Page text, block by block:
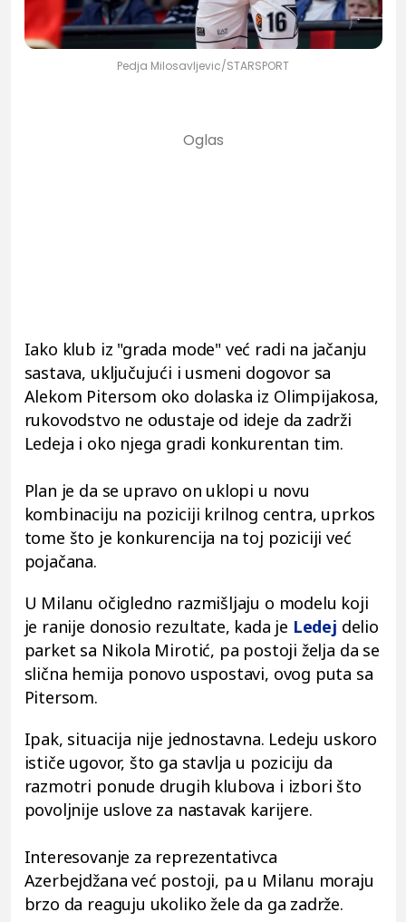
Pedja Milosavljevic/STARSPORT
Iako klub iz "grada mode" već radi na jačanju
sastava, uključujući i usmeni dogovor sa
Alekom Pitersom oko dolaska iz Olimpijakosa,
rukovodstvo ne odustaje od ideje da zadrži
Ledeja i oko njega gradi konkurentan tim.
Plan je da se upravo on uklopi u novu
kombinaciju na poziciji krilnog centra, uprkos
tome što je konkurencija na toj poziciji već
pojačana.
U Milanu očigledno razmišljaju o modelu koji
je ranije donosio rezultate, kada je Ledej delio
parket sa Nikola Mirotić, pa postoji želja da se
slična hemija ponovo uspostavi, ovog puta sa
Pitersom.
Ipak, situacija nije jednostavna. Ledeju uskoro
ističe ugovor, što ga stavlja u poziciju da
razmotri ponude drugih klubova i izbori što
povoljnije uslove za nastavak karijere.
Interesovanje za reprezentativca
Azerbejdžana već postoji, pa u Milanu moraju
brzo da reaguju ukoliko žele da ga zadrže.